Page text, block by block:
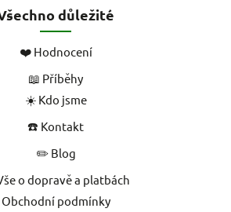
důležité
❤️ Hodnocení
📖 Příběhy
☀️ Kdo jsme
☎️ Kontakt
✏️ Blog
o dopravě a platbách
Obchodní podmínky